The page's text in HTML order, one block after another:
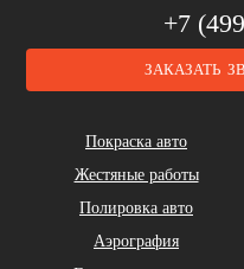
+7
ЗАКАЗАТЬ
Покраска авто
Жестяные работы
Полировка авто
Аэрография